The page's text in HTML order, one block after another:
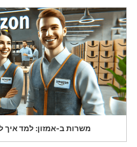
משרות ב-אמזון: למד איך